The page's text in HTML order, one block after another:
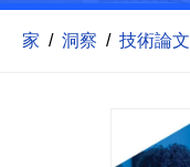
家 / 洞察 / 技術論文